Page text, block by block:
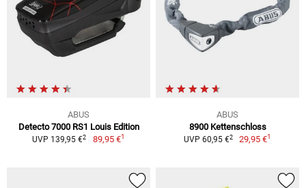
ABUS
Detecto 7000 RS1 Louis Edition
UVP 139,95 €2 89,95 €1
ABUS
8900 Kettenschloss
UVP 60,95 €2 29,95 €1